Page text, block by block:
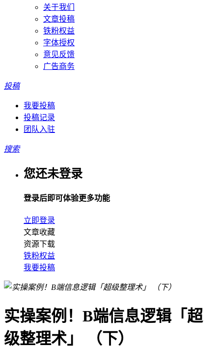
关于我们
文章投稿
铁粉权益
字体授权
意见反馈
广告商务
投稿
我要投稿
投稿记录
团队入驻
搜索
您还未登录
登录后即可体验更多功能
立即登录
文章收藏
资源下载
铁粉权益
我要投稿
实操案例！B端信息逻辑「超
级整理术」 （下）